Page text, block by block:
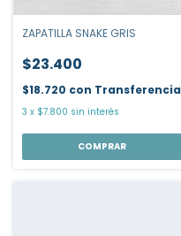
ZAPATILLA SNAKE GRIS
$23.400
$18.720 con Transferencia
3 x $7.800 sin interés
COMPRAR